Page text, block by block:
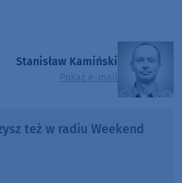
Stanisław Kamiński
Pokaż e-mail
też w radiu Weekend